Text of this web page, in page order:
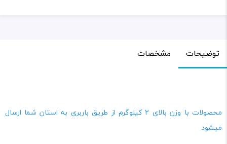
توضیحات مشخصات
محصولات با وزن بالای 2 کیلوگرم از طریق باربری به استان شما ارسال
میشود